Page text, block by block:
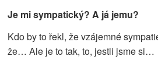
Je mi sympatický? A já jemu?
Kdo by to řekl, že vzájemné
že… Ale je to tak, to, jestli jsme si…